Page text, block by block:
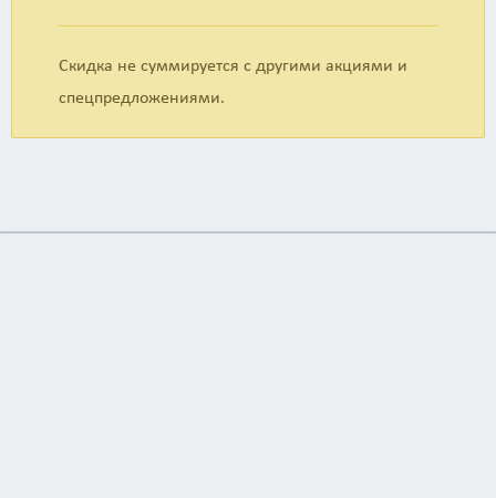
Скидка не суммируется с другими акциями и
спецпредложениями.